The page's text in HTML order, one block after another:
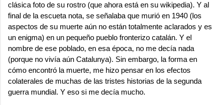
clásica foto de su rostro (que ahora está en su wikipedia). Y al
final de la escueta nota, se señalaba que murió en 1940 (los
aspectos de su muerte aún no están totalmente aclarados y es
un enigma) en un pequeño pueblo fronterizo catalán. Y el
nombre de ese poblado, en esa época, no me decía nada
(porque no vivía aún Catalunya). Sin embargo, la forma en
cómo encontró la muerte, me hizo pensar en los efectos
colaterales de muchas de las tristes historias de la segunda
guerra mundial. Y eso si me decía mucho.